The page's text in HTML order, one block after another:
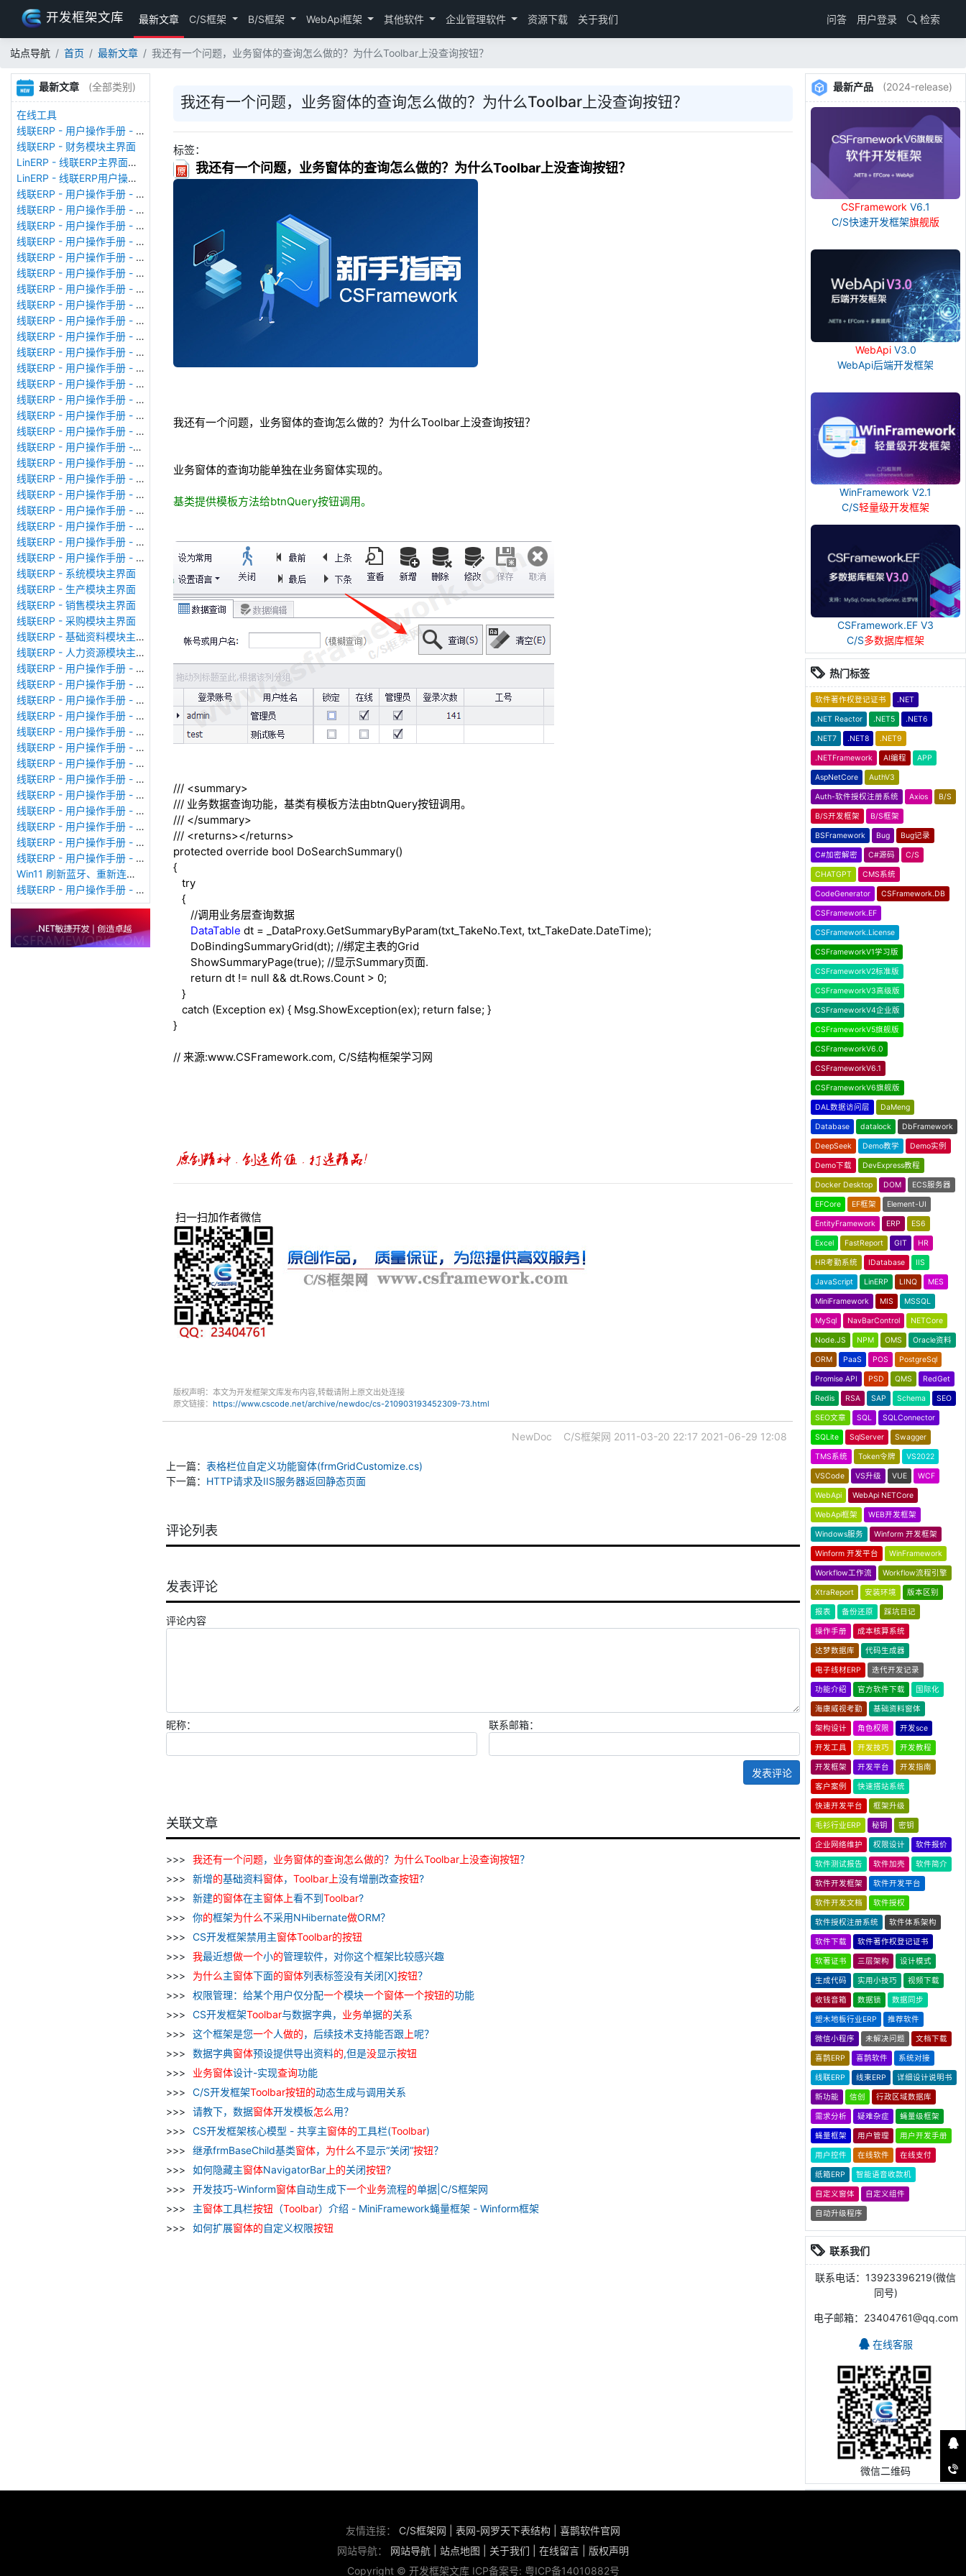
开发框架文库 最新文章 C/S框架 B/S框架 WebApi框架 其他软件 企业管理软件 资源下载 关于我们 问答 用户登录 检索
站点导航 首页 最新文章 我还有一个问题，业务窗体的查询怎么做的？为什么Toolbar上没查询按钮？
最新文章 (全部类别)
在线工具
线联ERP - 用户操作手册 - 存货期初
线联ERP - 财务模块主界面
LinERP - 线联ERP主界面（HOME）
LinERP - 线联ERP用户操作手册 - 系统登陆
线联ERP - 用户操作手册 - 查看在线用户
线联ERP - 用户操作手册 - 数据备份
线联ERP - 用户操作手册 - 工厂管理
线联ERP - 用户操作手册 - 帐套管理
线联ERP - 用户操作手册 - 语种设置
线联ERP - 用户操作手册 - 国际化多语言
线联ERP - 用户操作手册 - 报表管理
线联ERP - 用户操作手册 - 字段名管理
线联ERP - 用户操作手册 - 模块管理
线联ERP - 用户操作手册 - 广播消息
线联ERP - 用户操作手册 - 审计日志
线联ERP - 用户操作手册 - 公司资料设置
线联ERP - 用户操作手册 - 系统参数设置
线联ERP - 用户操作手册 - 单据类型
线联ERP - 用户操作手册 - 号码规则
线联ERP - 用户操作手册 - 功能菜单
线联ERP - 用户操作手册 -分配临时角色
线联ERP - 用户操作手册 - 组织架构
线联ERP - 用户操作手册 - 用户管理
线联ERP - 用户操作手册 - 角色/岗位管理
线联ERP - 用户操作手册 - 暂估入库明细表
线联ERP - 用户操作手册 - 物料收发明细表
线联ERP - 用户操作手册 - 即时库存余额表
线联ERP - 用户操作手册 - 库存账龄分析表
线联ERP - 系统模块主界面
线联ERP - 生产模块主界面
线联ERP - 销售模块主界面
线联ERP - 采购模块主界面
线联ERP - 基础资料模块主界面
线联ERP - 人力资源模块主界面
线联ERP - 用户操作手册 - 个人考勤报表（横向）
线联ERP - 用户操作手册 - 部门考勤报表
线联ERP - 用户操作手册 - 个人考勤报表
线联ERP - 用户操作手册 - 考勤计算
线联ERP - 用户操作手册 - 节假日管理
线联ERP - 用户操作手册 - 请假管理
线联ERP - 用户操作手册 - 补卡管理
线联ERP - 用户操作手册 - 考勤设备管理
线联ERP - 用户操作手册 - 考勤参数配置
线联ERP - 用户操作手册 - 考勤设备绑定
线联ERP - 用户操作手册 - 员工档案
线联ERP - 用户操作手册 - 班次管理
线联ERP - 用户操作手册 - 排班管理
Win11 刷新蓝牙、重新连接蓝牙音响
线联ERP - 用户操作手册 - 成品入库单
我还有一个问题，业务窗体的查询怎么做的？为什么Toolbar上没查询按钮？
标签：
我还有一个问题，业务窗体的查询怎么做的？为什么Toolbar上没查询按钮？
我还有一个问题，业务窗体的查询怎么做的？为什么Toolbar上没查询按钮？
业务窗体的查询功能单独在业务窗体实现的。
基类提供模板方法给btnQuery按钮调用。
/// <summary>
/// 业务数据查询功能，基类有模板方法由btnQuery按钮调用。
/// </summary>
/// <returns></returns>
protected override bool DoSearchSummary()
{
try
{
//调用业务层查询数据
DataTable dt = _DataProxy.GetSummaryByParam(txt_TakeNo.Text, txt_TakeDate.DateTime);
DoBindingSummaryGrid(dt); //绑定主表的Grid
ShowSummaryPage(true); //显示Summary页面.
return dt != null && dt.Rows.Count > 0;
}
catch (Exception ex) { Msg.ShowException(ex); return false; }
}
// 来源:www.CSFramework.com, C/S结构框架学习网
扫一扫加作者微信
版权声明：本文为开发框架文库发布内容,转载请附上原文出处连接
原文链接： https://www.cscode.net/archive/newdoc/cs-210903193452309-73.html
NewDoc C/S框架网 2011-03-20 22:17 2021-06-29 12:08
上一篇： 表格栏位自定义功能窗体(frmGridCustomize.cs)
下一篇： HTTP请求及IIS服务器返回静态页面
评论列表
发表评论
评论内容
昵称： 联系邮箱：
发表评论
关联文章
我还有一个问题， 业务窗体的查询怎么做的？ 为什么Toolbar 上没查询按钮？
新增的基础资料窗体， Toolbar 上没有增删改查按钮?
新建的窗体在主窗体 上看不到Toolbar?
你的框架为什么不采用NHibernate做ORM？
CS开发框架禁用主窗体Toolbar的按钮
我最近想做一个小的管理软件，对你这个框架比较感兴趣
为什么主窗体下面的窗体列表标签没有关闭[X]按钮？
权限管理：给某个用户仅分配一个模块一个窗体一个按钮的功能
CS开发框架Toolbar与数据字典， 业务单据的关系
这个框架是您一个人做的，后续技术支持能否跟 上呢？
数据字典窗体预设提供导出资料的,但是没显示按钮
业务窗体设计-实现查询功能
C/S开发框架Toolbar按钮的动态生成与调用关系
请教下，数据窗体开发模板怎么用？
CS开发框架核心模型 - 共享主窗体的工具栏(Toolbar)
继承frmBaseChild基类窗体， 为什么不显示“关闭”按钮？
如何隐藏主窗体NavigatorBar 上的关闭按钮?
开发技巧-Winform窗体自动生成下一个业务流程的单据|C/S框架网
主窗体工具栏按钮 （Toolbar）介绍 - MiniFramework蝇量框架 - Winform框架
如何扩展窗体的自定义权限按钮
最新产品 (2024-release)
CSFramework V6.1
C/S快速开发框架旗舰版
WebApiV3.0
WebApi后端开发框架
WinFramework V2.1
C/S轻量级开发框架
CSFramework.EF V3
C/S多数据库框架
热门标签
软件著作权登记证书 .NET
.NET Reactor .NET5 .NET6
.NET7 .NET8 .NET9
.NETFramework AI编程 APP
AspNetCore AuthV3
Auth-软件授权注册系统 Axios B/S
B/S开发框架 B/S框架
BSFramework Bug Bug记录
C#加密解密 C#源码 C/S
CHATGPT CMS系统
CodeGenerator CSFramework.DB
CSFramework.EF
CSFramework.License
CSFrameworkV1学习版
CSFrameworkV2标准版
CSFrameworkV3高级版
CSFrameworkV4企业版
CSFrameworkV5旗舰版
CSFrameworkV6.0
CSFrameworkV6.1
CSFrameworkV6旗舰版
DAL数据访问层 DaMeng
Database datalock DbFramework
DeepSeek Demo教学 Demo实例
Demo下载 DevExpress教程
Docker Desktop DOM ECS服务器
EFCore EF框架 Element-UI
EntityFramework ERP ES6
Excel FastReport GIT HR
HR考勤系统 IDatabase IIS
JavaScript LinERP LINQ MES
MiniFramework MIS MSSQL
MySql NavBarControl NETCore
Node.JS NPM OMS Oracle资料
ORM PaaS POS PostgreSql
Promise API PSD QMS RedGet
Redis RSA SAP Schema SEO
SEO文章 SQL SQLConnector
SQLite SqlServer Swagger
TMS系统 Token令牌 VS2022
VSCode VS升级 VUE WCF
WebApi WebApi NETCore
WebApi框架 WEB开发框架
Windows服务 Winform 开发框架
Winform 开发平台 WinFramework
Workflow工作流 Workflow流程引擎
XtraReport 安装环境 版本区别
报表 备份还原 踩坑日记
操作手册 成本核算系统
达梦数据库 代码生成器
电子线材ERP 迭代开发记录
功能介绍 官方软件下载 国际化
海康威视考勤 基础资料窗体
架构设计 角色权限 开发sce
开发工具 开发技巧 开发教程
开发框架 开发平台 开发指南
客户案例 快速搭站系统
快速开发平台 框架升级
毛衫行业ERP 秘钥 密钥
企业网络维护 权限设计 软件报价
软件测试报告 软件加壳 软件简介
软件开发框架 软件开发平台
软件开发文档 软件授权
软件授权注册系统 软件体系架构
软件下载 软件著作权登记证书
软著证书 三层架构 设计模式
生成代码 实用小技巧 视频下载
收钱音箱 数据锁 数据同步
塑木地板行业ERP 推荐软件
微信小程序 未解决问题 文档下载
喜鹊ERP 喜鹊软件 系统对接
线联ERP 线束ERP 详细设计说明书
新功能 信创 行政区域数据库
需求分析 疑难杂症 蝇量级框架
蝇量框架 用户管理 用户开发手册
用户控件 在线软件 在线支付
纸箱ERP 智能语音收款机
自定义窗体 自定义组件
自动升级程序
联系我们
联系电话：13923396219(微信
同号)
电子邮箱：23404761@qq.com
在线客服
微信二维码
友情连接： C/S框架网 表网-网罗天下表结构
喜鹊软件官网
网站导航： 网站导航 站点地图 关于我们 在线留言
版权声明
Copyright © 开发框架文库 ICP备案号: 粤ICP备14010882号